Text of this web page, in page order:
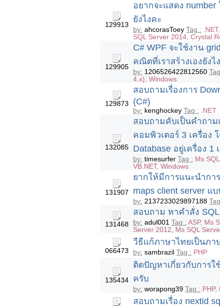
129913
อยากจะแสดง
ยังไงคะ
by: ahcorasToey Tag :
SQL Server 2014, Crystal
129905
C# WPF จะใช้งาน
คณิตที่เราสร้างเองยังไง
by: 1206526422812560
4.x), Windows
129873
สอบถามเรื่องการ
(C#)
by: kenghockey Tag : .NET
132085
สอบถามคับเป็นคำถาม
คอมพิวเตอร์ 3 เครื่อง
Database อยู่เครื่อง 1
by: timesurfer Tag : Ms
VB.NET, Windows
131907
ยากให้มีการแนะนำกา
maps client server แ
by: 2137233029897188
131468
สอบถาม หาคำสั่ง
by: adul001 Tag : ASP, Ms
Server 2012, Ms SQL
066473
วีธีแก้ภาษาไทยเป็นภา
by: sambrazil Tag : PHP
135434
ติดปัญหาเกี่ยวกับการใ
ครับ
by: worapong39 Tag :
สอบถามเรื่อง nextid